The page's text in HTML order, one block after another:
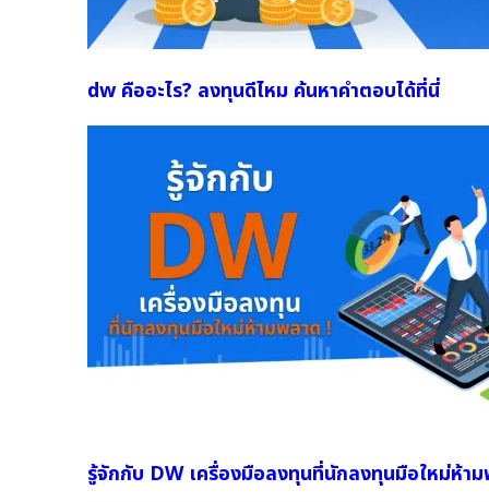
dw คืออะไร? ลงทุนดีไหม ค้นหาคำตอบได้ที่นี่
รู้จักกับ DW เครื่องมือลงทุนที่นักลงทุนมือใหม่ห้า